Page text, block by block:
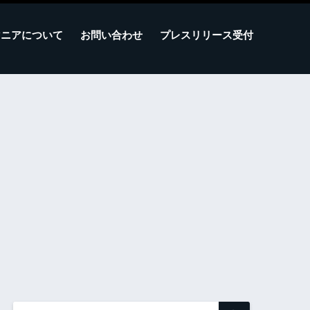
アについて お問い合わせ プレスリリース受付